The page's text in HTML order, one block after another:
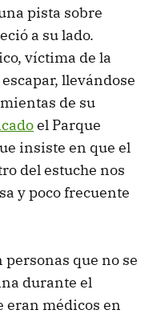
pista sobre
a su lado.
víctima de la
llevándose
de su
el Parque
insiste en que el
del estuche nos
y poco frecuente
que no se
durante el
eran médicos en